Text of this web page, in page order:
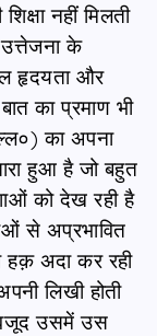
नहीं मिलती
के
हृदयता और
का प्रमाण भी
का अपना
हुआ है जो बहुत
को देख रही है
से अप्रभावित
हक़ अदा कर रही
लिखी होती
उसमें उस